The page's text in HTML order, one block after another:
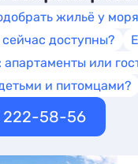
жильё у
доступны?
апартаменты или
и питомцами?
222-58-56